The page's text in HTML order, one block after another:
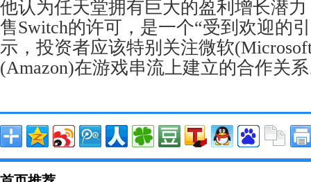
他认为任天堂拥有巨大的盈利增长潜
售Switch的许可，是一个“受到欢迎的
示，投资者应该特别关注微软
(Amazon)在游戏串流上建立的合作关